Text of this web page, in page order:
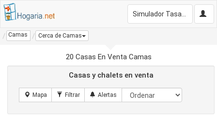
Camas Cerca de Camas
20 Casas En Venta Camas
Casas y chalets en venta